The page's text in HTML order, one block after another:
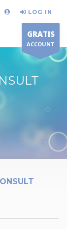
LOG IN
GRATIS
ACCOUNT